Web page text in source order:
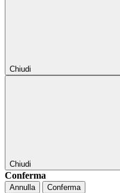
Chiudi
Chiudi
Conferma
Annulla Conferma